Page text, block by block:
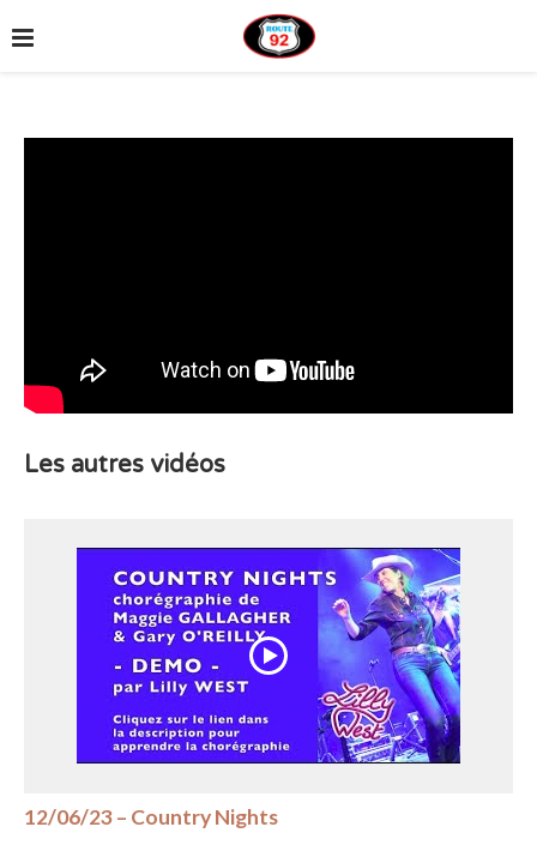
Les autres vidéos
12/06/23 – Country Nights